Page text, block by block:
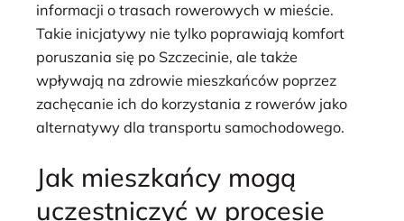
informacji o trasach rowerowych w mieście.
Takie inicjatywy nie tylko poprawiają komfort
poruszania się po Szczecinie, ale także
wpływają na zdrowie mieszkańców poprzez
zachęcanie ich do korzystania z rowerów jako
alternatywy dla transportu samochodowego.
Jak mieszkańcy mogą
uczestniczyć w procesie